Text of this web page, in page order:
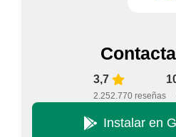
3,7
2.252.770 reseñas
Instalar en